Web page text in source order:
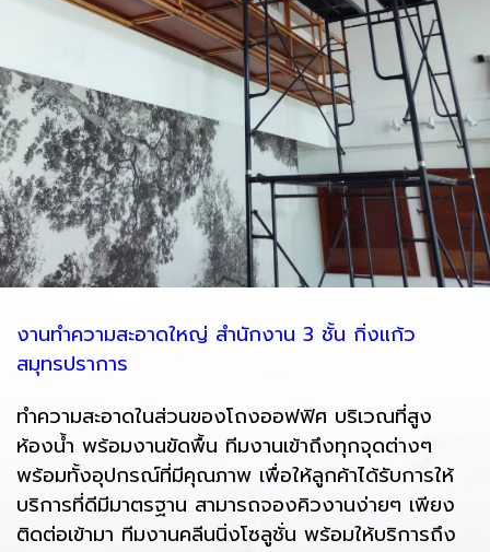
งานทำความสะอาดใหญ่ สำนักงาน 3 ชั้น กิ่งแก้ว
สมุทรปราการ
ทำความสะอาดในส่วนของโถงออฟฟิศ บริเวณที่สูง
ห้องน้ำ พร้อมงานขัดพื้น ทีมงานเข้าถึงทุกจุดต่างๆ
พร้อมทั้งอุปกรณ์ที่มีคุณภาพ เพื่อให้ลูกค้าได้รับการให้
บริการที่ดีมีมาตรฐาน สามารถจองคิวงานง่ายๆ เพียง
ติดต่อเข้ามา ทีมงานคลีนนิ่งโซลูชั่น พร้อมให้บริการถึง